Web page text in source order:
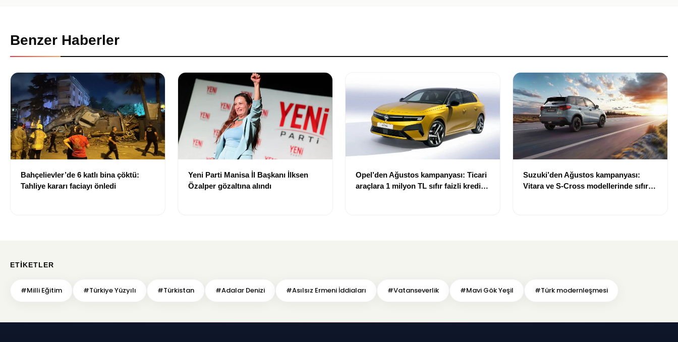
Benzer Haberler
Bahçelievler’de 6 katlı bina çöktü:
Tahliye kararı faciayı önledi
Yeni Parti Manisa İl Başkanı İlksen
Özalper gözaltına alındı
Opel’den Ağustos kampanyası: Ticari
araçlara 1 milyon TL sıfır faizli kredi
Suzuki’den Ağustos kampanyası:
Vitara ve S-Cross modellerinde sıfır
ETIKETLER
#Milli Eğitim #Türkiye Yüzyılı #Türkistan #Adalar Denizi #Asılsız Ermeni İddiaları #Vatanseverlik #Mavi Gök Yeşil #Türk modernleşmesi